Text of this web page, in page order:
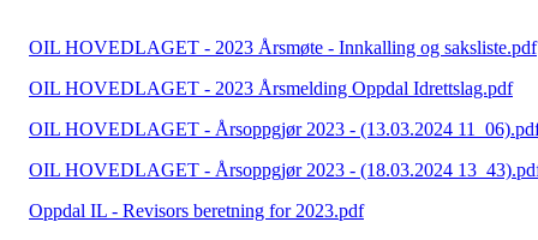
OIL HOVEDLAGET - 2023 Årsmøte - Innkalling og saksliste.pdf
OIL HOVEDLAGET - 2023 Årsmelding Oppdal Idrettslag.pdf
OIL HOVEDLAGET - Årsoppgjør 2023 - (13.03.2024
OIL HOVEDLAGET - Årsoppgjør 2023 - (18.03.2024
Oppdal IL - Revisors beretning for 2023.pdf